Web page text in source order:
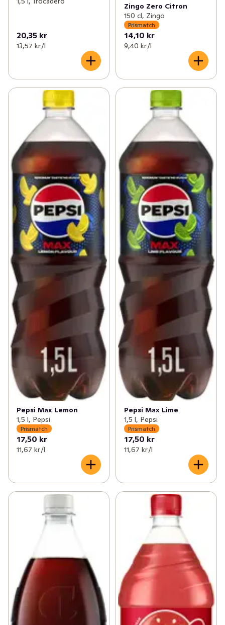
20,35 kr
13,57 kr /l
Zingo Zero Citron
150 cl, Zingo
Prismatch
14,10 kr
9,40 kr /l
Pepsi Max Lemon
1,5 l, Pepsi
Prismatch
17,50 kr
11,67 kr /l
Pepsi Max Lime
1,5 l, Pepsi
Prismatch
17,50 kr
11,67 kr /l